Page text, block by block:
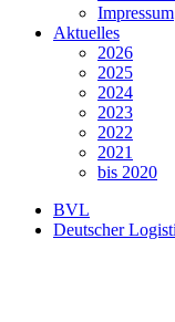
Impressum
Aktuelles
2026
2025
2024
2023
2022
2021
bis 2020
BVL
Deutscher